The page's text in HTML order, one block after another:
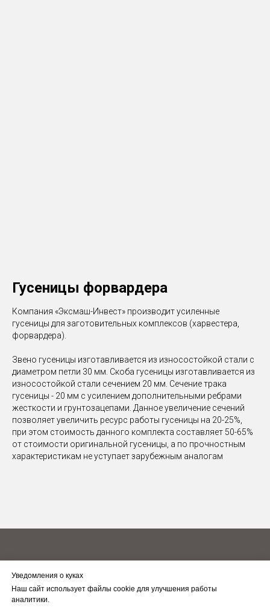
Гусеницы форвардера
Компания «Эксмаш-Инвест» производит усиленные
гусеницы для заготовительных комплексов (харвестера,
форвардера).
Звено гусеницы изготавливается из износостойкой стали с
диаметром петли 30 мм. Скоба гусеницы изготавливается из
износостойкой стали сечением 20 мм. Сечение трака
гусеницы - 20 мм с усилением дополнительными ребрами
жесткости и грунтозацепами. Данное увеличение сечений
позволяет увеличить ресурс работы гусеницы на 20-25%,
при этом стоимость данного комплекта составляет 50-65%
от стоимости оригинальной гусеницы, а по прочностным
характеристикам не уступает зарубежным аналогам
(49449)57-013, 59-076, 59-301
Уведомления о куках
Наш сайт использует файлы cookie для улучшения работы
аналитики.